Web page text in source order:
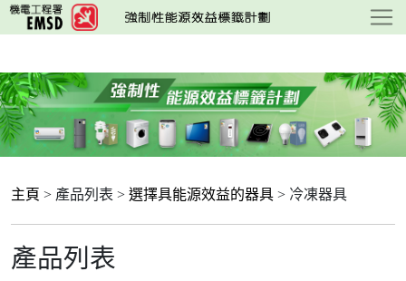
跳
至
要
內
容
主頁 > 產品列表 > 選擇具能源效益的器具 > 冷凍器具
產品列表